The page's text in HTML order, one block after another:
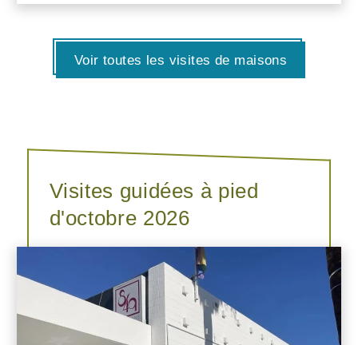
Voir toutes les visites de maisons
Visites guidées à pied
d'octobre 2026